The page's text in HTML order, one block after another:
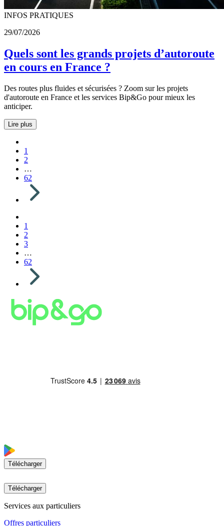
INFOS PRATIQUES
29/07/2026
Quels sont les grands projets d’autoroute
en cours en France ?
Des routes plus fluides et sécurisées ? Zoom sur les projets
d'autoroute en France et les services Bip&Go pour mieux les
anticiper.
Lire plus
1
2
…
62
1
2
3
…
62
Télécharger
Télécharger
Services aux particuliers
Offres particuliers